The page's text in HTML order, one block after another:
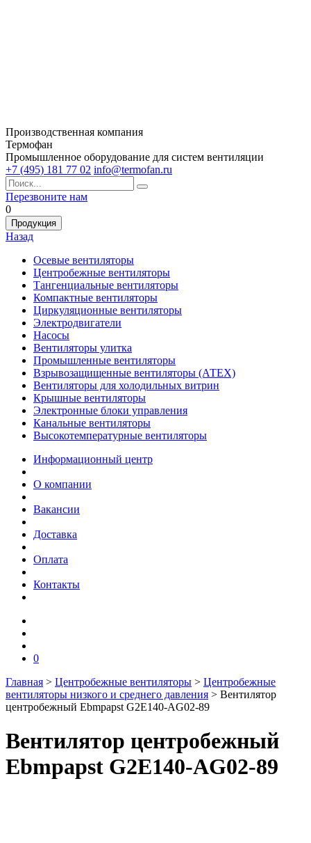
Производственная компания
Термофан
Промышленное оборудование для систем вентиляции
+7 (495) 181 77 02 info@termofan.ru
Перезвоните нам
0
Продукция
Назад
Осевые вентиляторы
Центробежные вентиляторы
Тангенциальные вентиляторы
Компактные вентиляторы
Циркуляционные вентиляторы
Электродвигатели
Насосы
Вентиляторы улитка
Промышленные вентиляторы
Взрывозащищенные вентиляторы (АТЕХ)
Вентиляторы для холодильных витрин
Крышные вентиляторы
Электронные блоки управления
Канальные вентиляторы
Высокотемпературные вентиляторы
Информационный центр
О компании
Вакансии
Доставка
Оплата
Контакты
0
Главная > Центробежные вентиляторы > Центробежные
вентиляторы низкого и среднего давления > Вентилятор
центробежный Ebmpapst G2E140-AG02-89
Вентилятор центробежный
Ebmpapst G2E140-AG02-89